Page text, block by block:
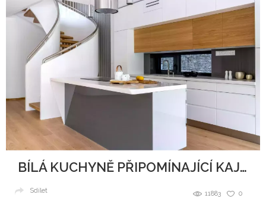
BÍLÁ KUCHYNĚ PŘIPOMÍNAJÍCÍ KAJUTU NA LODI
0
11883
Sdílet